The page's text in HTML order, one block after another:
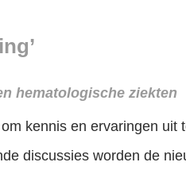
hematologische ziekten
kennis en ervaringen
discussies worden de